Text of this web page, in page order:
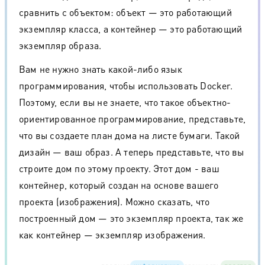
сравнить с объектом: объект — это работающий
экземпляр класса, а контейнер — это работающий
экземпляр образа.
Вам не нужно знать какой-либо язык
программирования, чтобы использовать Docker.
Поэтому, если вы не знаете, что такое объектно-
ориентированное программирование, представьте,
что вы создаете план дома на листе бумаги. Такой
дизайн — ваш образ. А теперь представьте, что вы
строите дом по этому проекту. Этот дом - ваш
контейнер, который создан на основе вашего
проекта (изображения). Можно сказать, что
построенный дом — это экземпляр проекта, так же
как контейнер — экземпляр изображения.